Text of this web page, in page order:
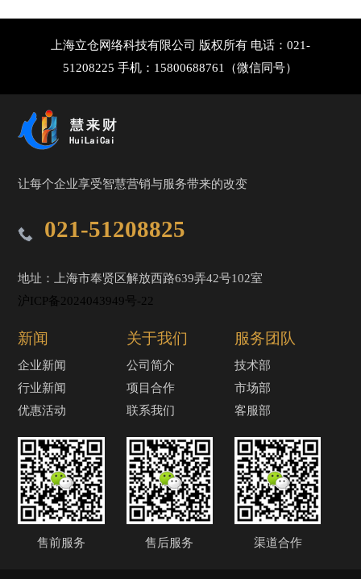
上海立仓网络科技有限公司 版权所有 电话：021-
51208225 手机：15800688761（微信同号）
让每个企业享受智慧营销与服务带来的改变
021-51208825
地址：上海市奉贤区解放西路639弄42号102室
沪ICP备2024043949号-22
新闻
企业新闻
行业新闻
优惠活动
售前服务
关于我们
公司简介
项目合作
联系我们
售后服务
服务团队
技术部
市场部
客服部
渠道合作